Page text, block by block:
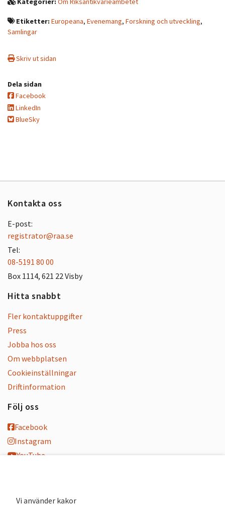
Etiketter:Europeana, Evenemang, Forskning och utveckling,
Samlingar
Skriv ut sidan
Dela sidan
Facebook
LinkedIn
BlueSky
Kontakta oss
E-post:
registrator@raa.se
Tel:
08-5191 80 00
Box 1114, 621 22 Visby
Hitta snabbt
Fler kontaktuppgifter
Press
Jobba hos oss
Om webbplatsen
Cookieinställningar
Driftinformation
Följ oss
Facebook
Instagram
YouTube
Nyhetsbrev
Vi använder kakor